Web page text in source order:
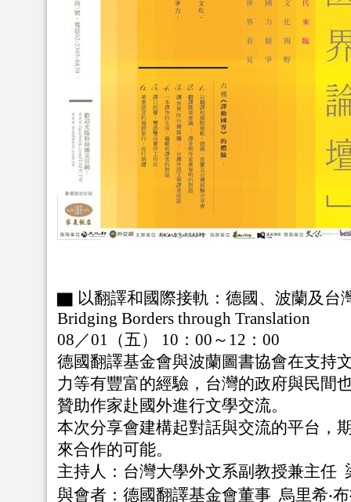
▇ 以翻譯和國際接軌：德國、波蘭及台
Bridging Borders through Translation
08／01（五） 10：00～12：00
德國翻譯基金會與波蘭圖書協會在支持
力等有豐富的經驗，台灣的政府與民間
贊助作家赴國外進行文學交流。
本次分享會建構起對話與交流的平台，
來合作的可能。
主持人：台灣大學外文系副教授兼主任
與會者：德國翻譯基金會董事 烏里希‧